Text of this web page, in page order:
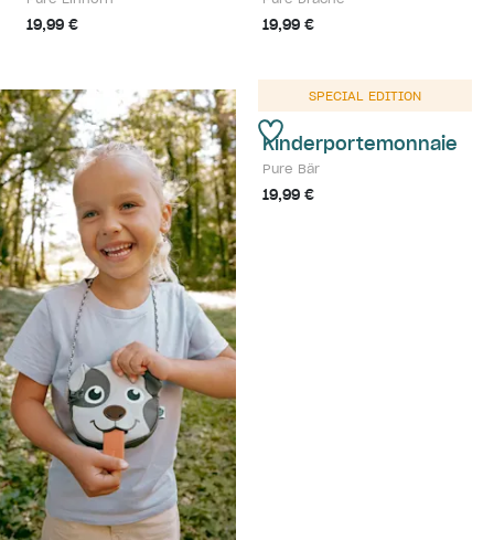
19,99 € 19,99 €
SPECIAL EDITION
Kinderportemonnaie
Pure Bär
19,99 €